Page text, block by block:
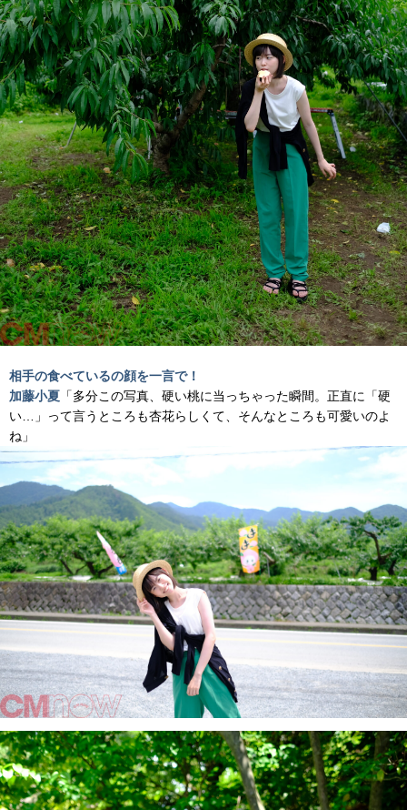
相手の食べているの顔を一言で！
加藤小夏 「多分この写真、硬い桃に当っちゃった瞬間。正直に「硬
い…」って言うところも杏花らしくて、そんなところも可愛いのよ
ね」